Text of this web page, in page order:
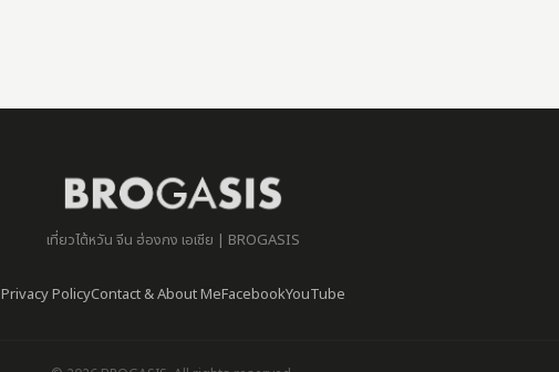
เที่ยวไต้หวัน จีน ฮ่องกง เอเชีย | BROGASIS
Privacy PolicyContact & About MeFacebookYouTube